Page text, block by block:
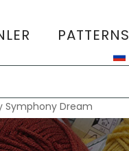
PATTERNS
Symphony Dream